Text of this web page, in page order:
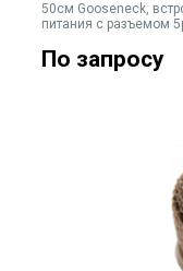
50см Gooseneck,
питания с разъемом
По запросу